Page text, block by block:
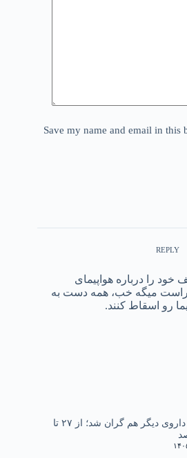
Save my name and email in this
REPLY
خود را درباره هواپیمای
راست میگه خب، همه دست به
رو اسقاط کنند.
چند قلم داروی دیگر هم گران شد؛ از ۲۷ تا